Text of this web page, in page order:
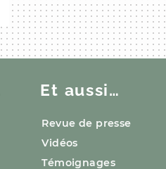
Et aussi…
Revue de presse
Vidéos
Témoignages